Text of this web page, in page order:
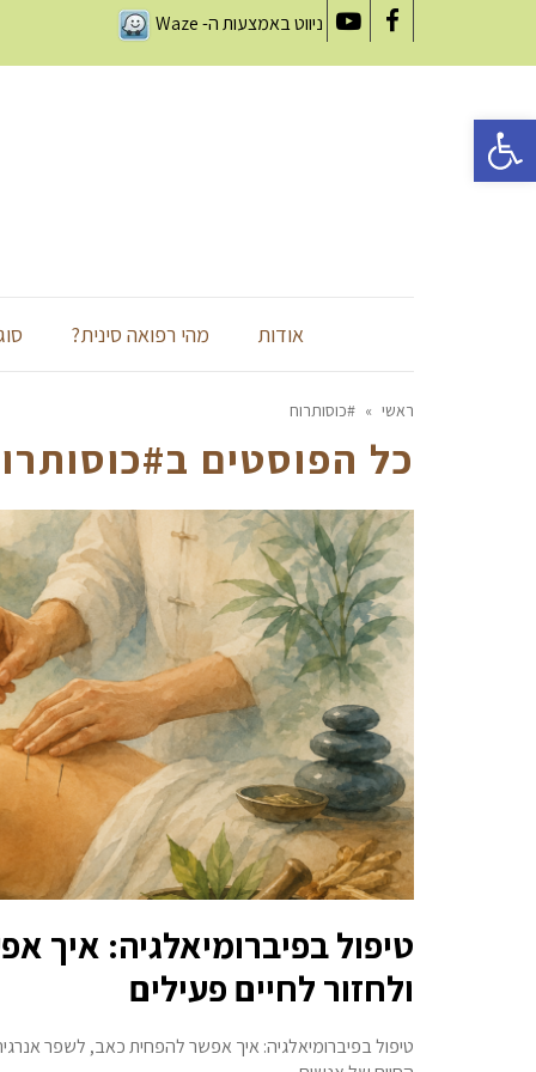
Facebook
YouTube
ניווט באמצעות ה-Waze
אודות מהי רפואה סינית?
ראשי » #כוסותרוח
כל הפוסטים ב
טיפול בפיברומיאלגיה: איך
ולחזור לחיים פעילים
טיפול בפיברומיאלגיה: איך אפשר להפחית כאב, לשפר
פתח סרגל נגישות